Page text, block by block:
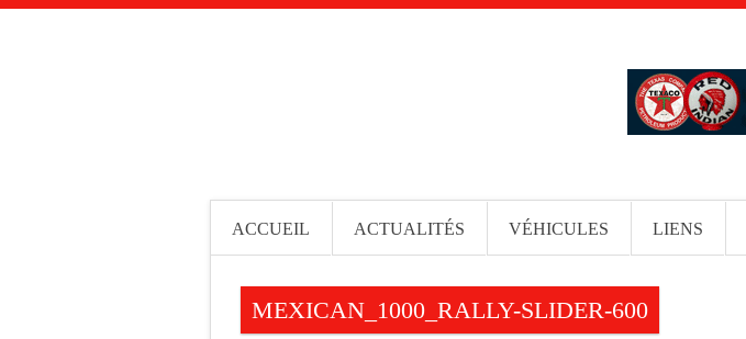
ACCUEIL ACTUALITÉS VÉHICULES LIENS
MEXICAN_1000_RALLY-SLIDER-600